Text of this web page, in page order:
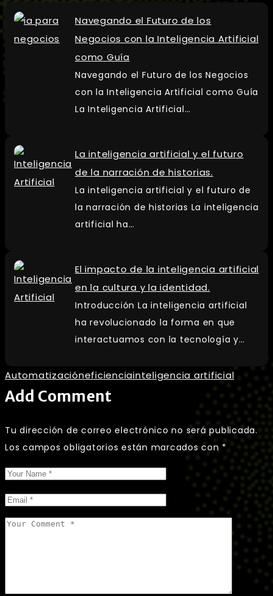
Navegando el Futuro de los
Negocios con la Inteligencia Artificial
como Guía
Navegando el Futuro de los Negocios
con la Inteligencia Artificial como Guía
La Inteligencia Artificial…
La inteligencia artificial y el futuro
de la narración de historias.
La inteligencia artificial y el futuro de
la narración de historias La inteligencia
artificial ha…
El impacto de la inteligencia artificial
en la cultura y la identidad.
Introducción La inteligencia artificial
ha revolucionado la forma en que
interactuamos con la tecnología y…
Automatizacióneficienciainteligencia artificial
Add Comment
Tu dirección de correo electrónico no será publicada.
Los campos obligatorios están marcados con *